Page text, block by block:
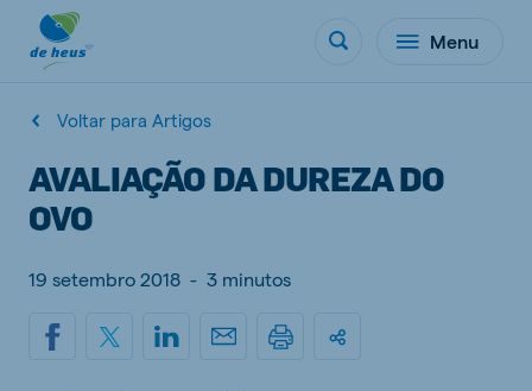
Menu
Voltar para Artigos
AVALIAÇÃO DA DUREZA DO
OVO
19 setembro 2018 - 3 minutos